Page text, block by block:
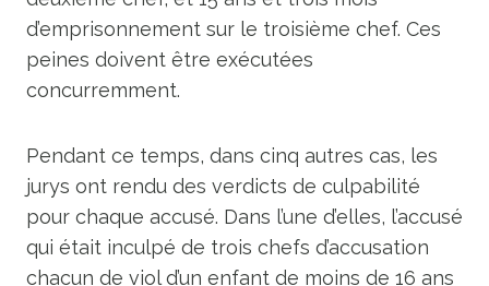
d’emprisonnement sur le troisième chef. Ces
peines doivent être exécutées
concurremment.
Pendant ce temps, dans cinq autres cas, les
jurys ont rendu des verdicts de culpabilité
pour chaque accusé. Dans l’une d’elles, l’accusé
qui était inculpé de trois chefs d’accusation
chacun de viol d’un enfant de moins de 16 ans